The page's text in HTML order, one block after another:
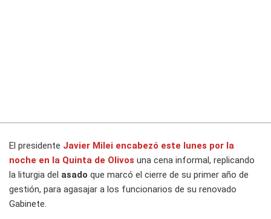
El presidente Javier Milei encabezó este lunes por la
noche en la Quinta de Olivos una cena informal, replicando
la liturgia del asado que marcó el cierre de su primer año de
gestión, para agasajar a los funcionarios de su renovado
Gabinete.